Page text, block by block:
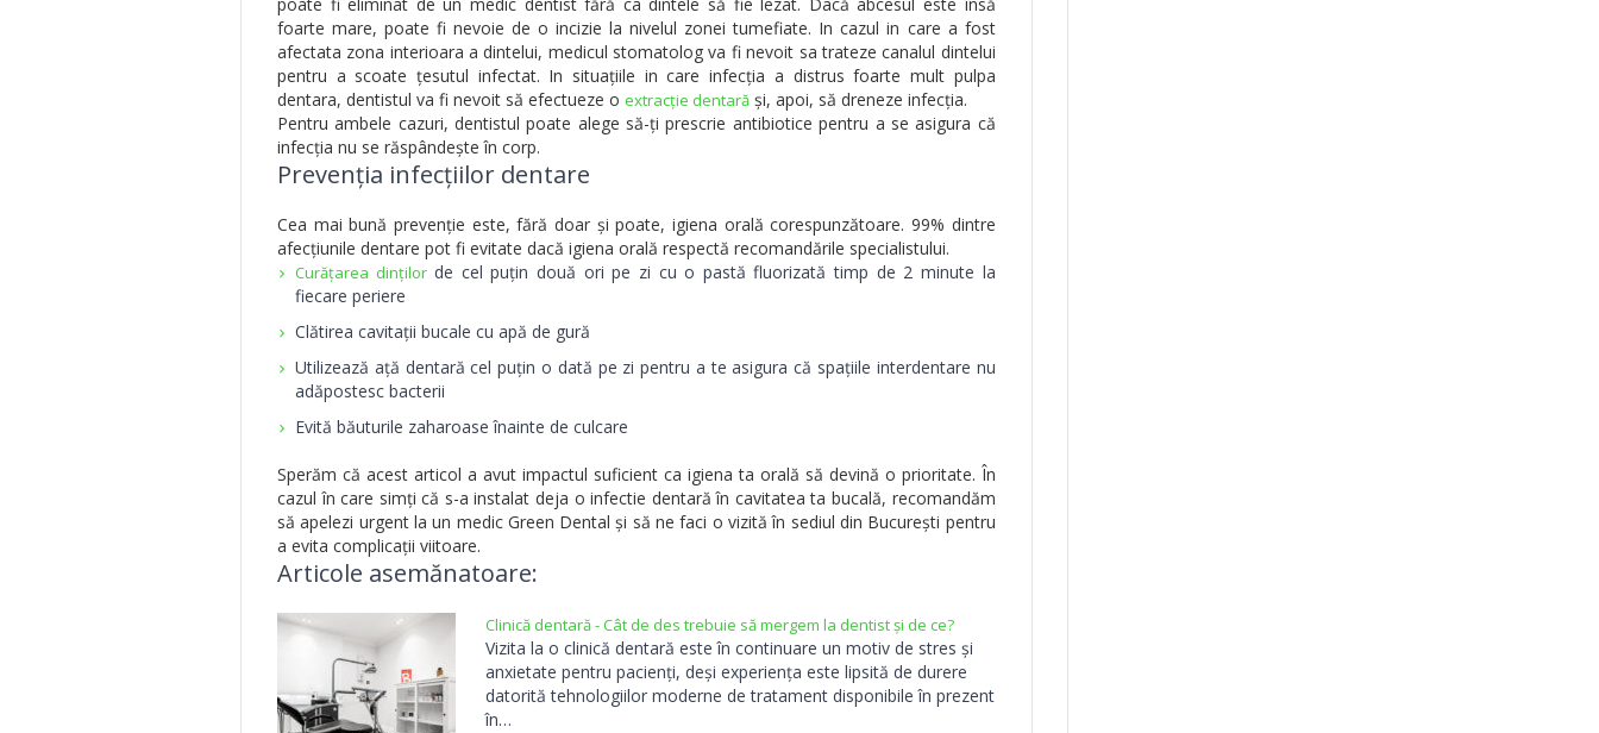
foarte mare, poate fi nevoie de o incizie la nivelul zonei tumefiate. In cazul in care a fost
afectata zona interioara a dintelui, medicul stomatolog va fi nevoit sa trateze canalul dintelui
pentru a scoate țesutul infectat. In situațiile in care infecția a distrus foarte mult pulpa
dentara, dentistul va fi nevoit să efectueze o extracție dentară și, apoi, să dreneze infecția.
Pentru ambele cazuri, dentistul poate alege să-ți prescrie antibiotice pentru a se asigura că
infecția nu se răspândește în corp.
Prevenția infecțiilor dentare
Cea mai bună prevenție este, fără doar și poate, igiena orală corespunzătoare. 99% dintre
afecțiunile dentare pot fi evitate dacă igiena orală respectă recomandările specialistului.
Curățarea dințilorde cel puțin două ori pe zi cu o pastă fluorizată timp de 2 minute la
fiecare periere
Clătirea cavitații bucale cu apă de gură
Utilizează ață dentară cel puțin o dată pe zi pentru a te asigura că spațiile interdentare nu
adăpostesc bacterii
Evită băuturile zaharoase înainte de culcare
Sperăm că acest articol a avut impactul suficient ca igiena ta orală să devină o prioritate. În
cazul în care simți că s-a instalat deja o infectie dentară în cavitatea ta bucală, recomandăm
să apelezi urgent la un medic Green Dental și să ne faci o vizită în sediul din București pentru
a evita complicații viitoare.
Articole asemănatoare:
Clinică dentară - Cât de des trebuie să mergem la dentist și de ce?
Vizita la o clinică dentară este în continuare un motiv de stres și
anxietate pentru pacienți, deși experiența este lipsită de durere
datorită tehnologiilor moderne de tratament disponibile în prezent
în…